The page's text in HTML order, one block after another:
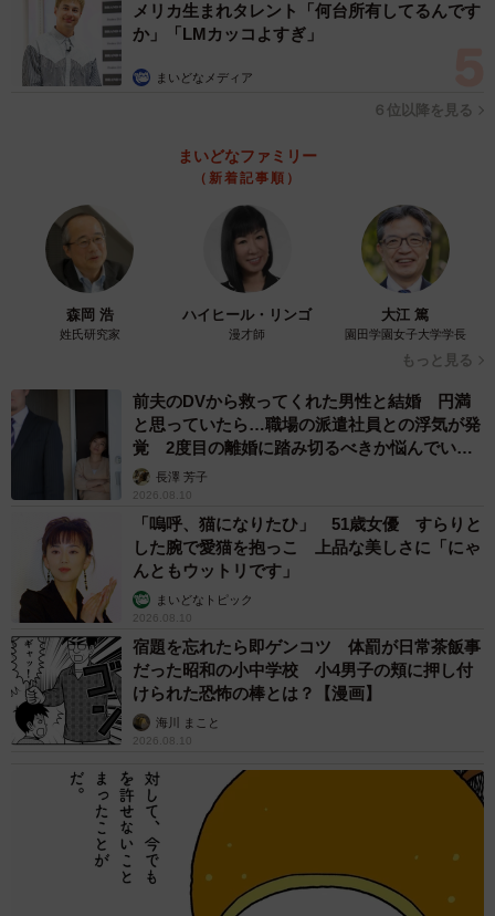
メリカ生まれタレント「何台所有してるんです
か」「LMカッコよすぎ」
まいどなメディア
６位以降を見る
まいどなファミリー
（新着記事順）
森岡 浩
姓氏研究家
ハイヒール・リンゴ
漫才師
大江 篤
園田学園女子大学学長
もっと見る
前夫のDVから救ってくれた男性と結婚 円満
と思っていたら…職場の派遣社員との浮気が発
覚 2度目の離婚に踏み切るべきか悩んでいま
す【夫婦関係修復カウンセラーが解説】
長澤 芳子
2026.08.10
「嗚呼、猫になりたひ」 51歳女優 すらりと
した腕で愛猫を抱っこ 上品な美しさに「にゃ
んともウットリです」
まいどなトピック
2026.08.10
宿題を忘れたら即ゲンコツ 体罰が日常茶飯事
だった昭和の小中学校 小4男子の頬に押し付
けられた恐怖の棒とは？【漫画】
海川 まこと
2026.08.10